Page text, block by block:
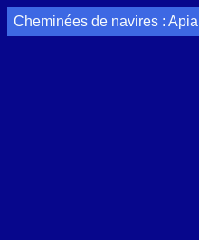
Cheminées de navires : Apia